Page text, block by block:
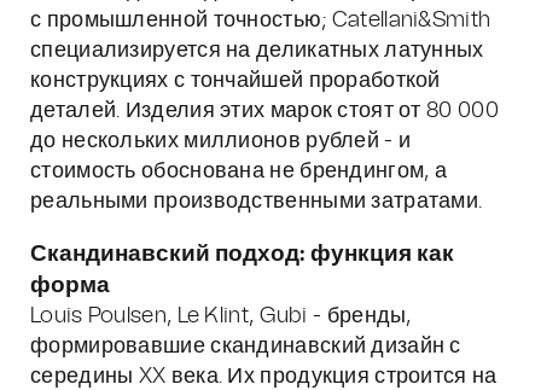
с промышленной точностью; Catellani&Smith
специализируется на деликатных латунных
конструкциях с тончайшей проработкой
деталей. Изделия этих марок стоят от 80 000
до нескольких миллионов рублей - и
стоимость обоснована не брендингом, а
реальными производственными затратами.
Скандинавский подход: функция как
форма
Louis Poulsen, Le Klint, Gubi - бренды,
формировавшие скандинавский дизайн с
середины XX века. Их продукция строится на